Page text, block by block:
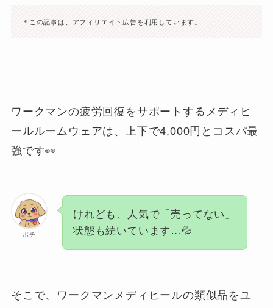
＊この記事は、アフィリエイト広告を利用しています。
ワークマンの疲労回復をサポートするメディヒ
ールルームウェアは、上下で4,000円とコスパ最
強です👀
ポチ
けれども、人気で「売ってない」
状態も続いています…💦
そこで、ワークマンメディヒールの類似品をユ